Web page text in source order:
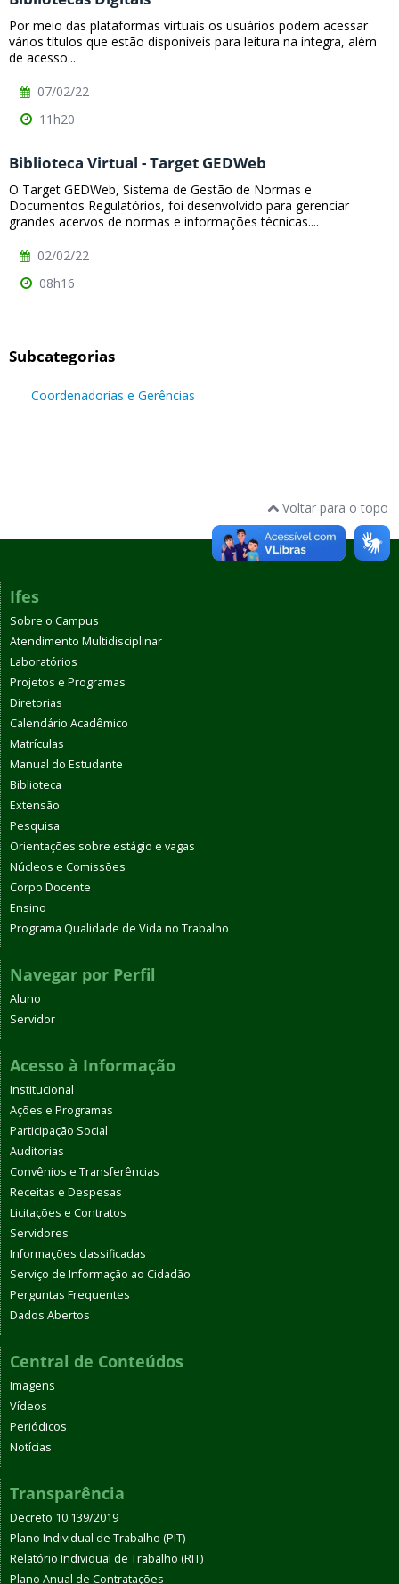
Por meio das plataformas virtuais os usuários podem acessar
vários títulos que estão disponíveis para leitura na íntegra, além
de acesso...
07/02/22
11h20
Biblioteca Virtual - Target GEDWeb
O Target GEDWeb, Sistema de Gestão de Normas e
Documentos Regulatórios, foi desenvolvido para gerenciar
grandes acervos de normas e informações técnicas....
02/02/22
08h16
Subcategorias
Coordenadorias e Gerências
Voltar para o topo
Ifes
Sobre o Campus
Atendimento Multidisciplinar
Laboratórios
Projetos e Programas
Diretorias
Calendário Acadêmico
Matrículas
Manual do Estudante
Biblioteca
Extensão
Pesquisa
Orientações sobre estágio e vagas
Núcleos e Comissões
Corpo Docente
Ensino
Programa Qualidade de Vida no Trabalho
Navegar por Perfil
Aluno
Servidor
Acesso à Informação
Institucional
Ações e Programas
Participação Social
Auditorias
Convênios e Transferências
Receitas e Despesas
Licitações e Contratos
Servidores
Informações classificadas
Serviço de Informação ao Cidadão
Perguntas Frequentes
Dados Abertos
Central de Conteúdos
Imagens
Vídeos
Periódicos
Notícias
Transparência
Decreto 10.139/2019
Plano Individual de Trabalho (PIT)
Relatório Individual de Trabalho (RIT)
Plano Anual de Contratações